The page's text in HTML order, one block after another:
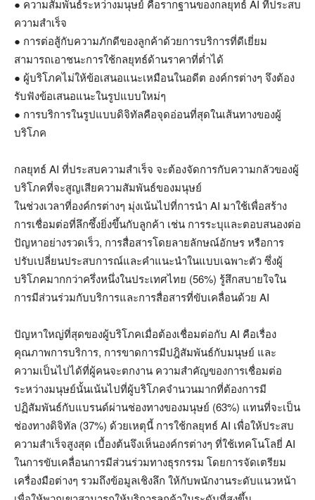
● ความสัมพันธ์ระหว่างมนุษย์ คือรากฐานของกลยุทธ์ AI ที่ประสบ
ความสำเร็จ
● การต่อสู้กับความภักดีของลูกค้าด้วยการบริการที่ดีเยี่ยม
สามารถเอาชนะการใช้กลยุทธ์ด้านราคาที่ต่ำได้
● ผู้บริโภคไม่ให้ข้อเสนอแนะเหมือนในอดีต องค์กรต่างๆ จึงต้อง
รับฟังข้อเสนอแนะในรูปแบบใหม่ๆ
● การบริการในรูปแบบดิจิทัลคือจุดอ่อนที่สุดในเส้นทางของผู้
บริโภค
กลยุทธ์ AI ที่ประสบความสำเร็จ จะต้องจัดการกับความกลัวของผู้
บริโภคที่จะสูญเสียความสัมพันธ์ของมนุษย์
ในช่วงเวลาที่องค์กรต่างๆ มุ่งเน้นไปที่การนำ AI มาใช้เพื่อสร้าง
การเชื่อมต่อที่ลึกซึ้งยิ่งขึ้นกับลูกค้า เช่น การระบุและตอบสนองต่อ
ปัญหาอย่างรวดเร็ว, การสื่อสารโดยลายลักษณ์อักษร หรือการ
ปรับเปลี่ยนประสบการณ์และคำแนะนำในแบบเฉพาะตัว ซึ่งผู้
บริโภคมากกว่าครึ่งหนึ่งในประเทศไทย (56%) รู้สึกสบายใจใน
การมีส่วนร่วมกับบริการและการสื่อสารที่ขับเคลื่อนด้วย AI
ปัญหาใหญ่ที่สุดของผู้บริโภคเมื่อต้องเชื่อมต่อกับ AI คือเรื่อง
คุณภาพการบริการ, การขาดการมีปฎิสัมพันธ์กับมนุษย์ และ
ความเป็นไปได้ที่ผู้คนจะตกงาน ความสำคัญของการเชื่อมต่อ
ระหว่างมนุษย์นั้นเน้นไปที่ผู้บริโภคจำนวนมากที่ต้องการมี
ปฏิสัมพันธ์กับแบรนด์ผ่านช่องทางของมนุษย์ (63%) แทนที่จะเป็น
ช่องทางดิจิทัล (37%) ด้วยเหตุนี้ การใช้กลยุทธ์ AI เพื่อให้ประสบ
ความสำเร็จสูงสุด เบื้องต้นจึงเห็นองค์กรต่างๆ ที่ใช้เทคโนโลยี่ AI
ในการขับเคลื่อนการมีส่วนร่วมทางธุรกรรม โดยการจัดเตรียม
เครื่องมือต่างๆ รวมถึงข้อมูลเชิงลึก ให้กับพนักงานระดับแนวหน้า